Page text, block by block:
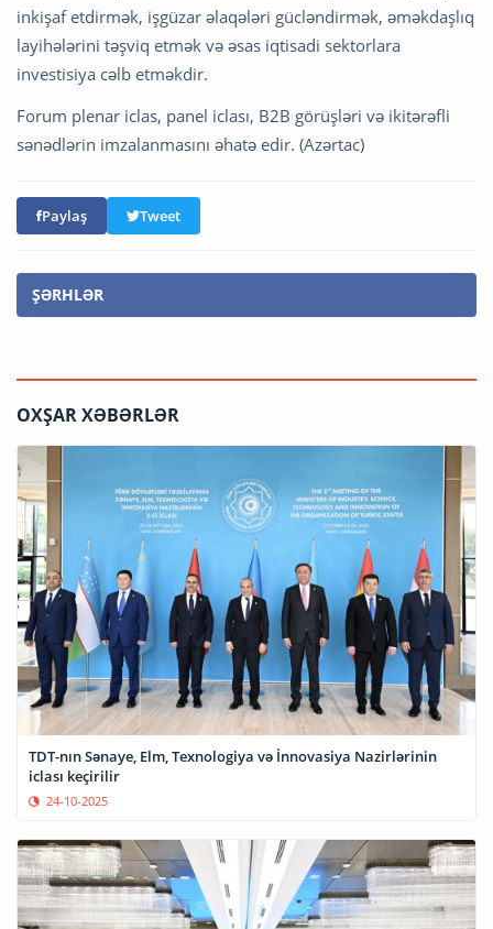
inkişaf etdirmək, işgüzar əlaqələri gücləndirmək, əməkdaşlıq
layihələrini təşviq etmək və əsas iqtisadi sektorlara
investisiya cəlb etməkdir.
Forum plenar iclas, panel iclası, B2B görüşləri və ikitərəfli
sənədlərin imzalanmasını əhatə edir. (Azərtac)
Paylaş Tweet
ŞƏRHLƏR
OXŞAR XƏBƏRLƏR
TDT-nın Sənaye, Elm, Texnologiya və İnnovasiya Nazirlərinin
iclası keçirilir
24-10-2025